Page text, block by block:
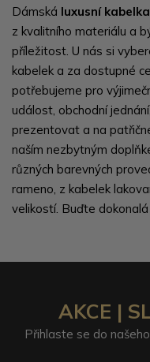
Dámská luxusní kabelka
z kvalitního materiálu a
příležitost. U nás si
kabelek a za dostupné
potřebujeme pro
událost, obchodní
prezentovat a na
naším nezbytným
různých barevných
rameno, z kabelek
velikostí. Buďte
AKCE |
Přihlaste se do